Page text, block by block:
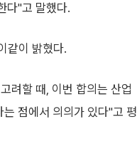
다"고 말했다.
같이 밝혔다.
려할 때, 이번 합의는 산업
점에서 의의가 있다"고 평